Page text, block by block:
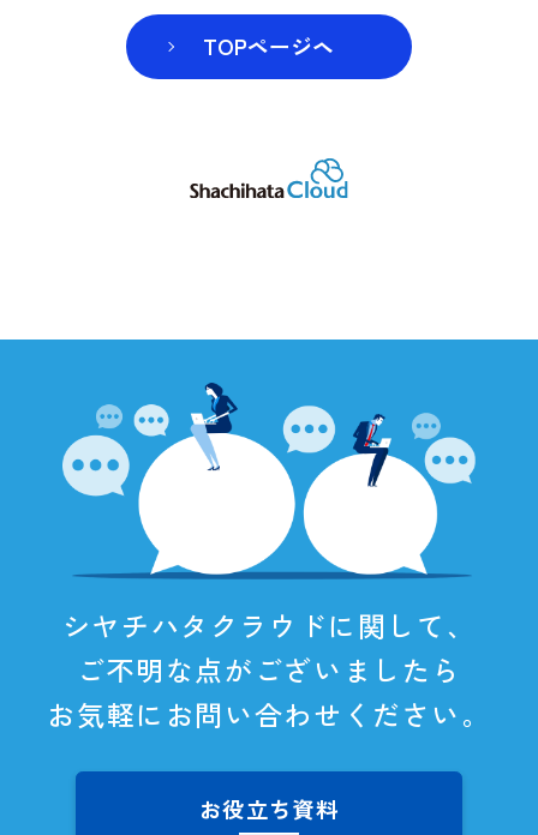
TOPページヘ
シヤチハタクラウドに関して、
ご不明な点がございましたら
お気軽にお問い合わせください。
お役立ち資料